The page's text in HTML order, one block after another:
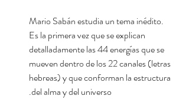
Mario Sabán estudia un tema inédito.
Es la primera vez que se explican
detalladamente las 44 energías que se
mueven dentro de los 22 canales (letras
hebreas) y que conforman la estructura
del alma y del universo.